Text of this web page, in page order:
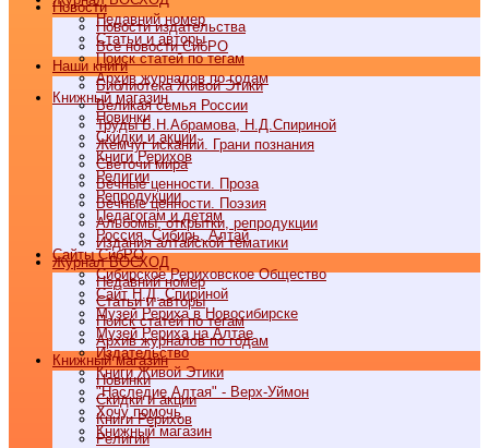
Недавний номер
Статьи и авторы
Поиск статей по тегам
Архив журналов по годам
Книжный магазин
Новинки
Скидки и акции
Книги Рерихов
Религии
Репродукции
Педагогам и детям
Россия, Сибирь, Алтай
Cайты СибРО
Сибирское Рериховское Общество
Сайт Н.Д. Спириной
Музей Рериха в Новосибирске
Музей Рериха на Алтае
Издательство
Книги Живой Этики
"Наследие Алтая" - Верх-Уймон
Хочу помочь
Книжный магазин
Новости
Новости издательства
Все новости СибРО
Наши книги
Библиотека Живой Этики
Великая семья России
Труды Б.Н.Абрамова, Н.Д.Спириной
Жемчуг исканий. Грани познания
Светочи мира
Вечные ценности. Проза
Вечные ценности. Поэзия
Альбомы, открытки, репродукции
Издания алтайской тематики
Журнал ВОСХОД
Недавний номер
Статьи и авторы
Поиск статей по тегам
Архив журналов по годам
Книжный магазин
Новинки
Скидки и акции
Книги Рерихов
Религии